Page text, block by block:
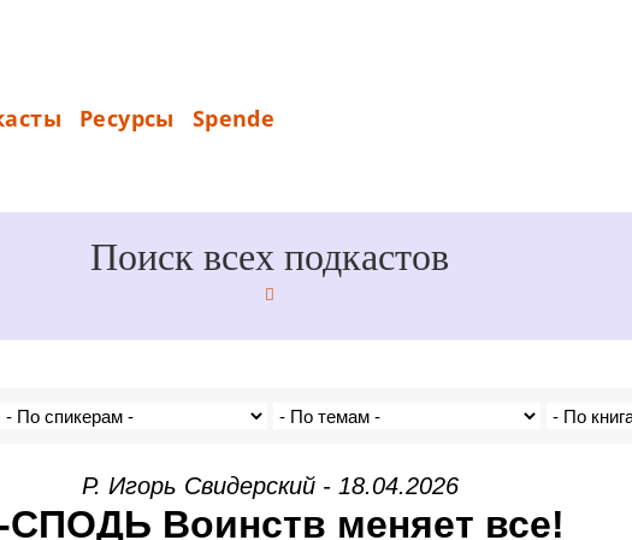
Ресурсы Spende
D
Поиск всех подкастов
Р. Игорь Свидерский - 18.04.2026
СПОДЬ Воинств меняет все!